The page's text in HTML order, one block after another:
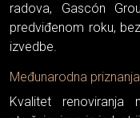
radova, Gascón
predviđenom roku,
izvedbe.
Međunarodna
Kvalitet renoviranja